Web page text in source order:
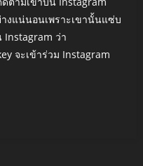
งแน่นอนเพราะเขานั้นแซ่บ
Instagram ว่า
จะเข้าร่วม Instagram